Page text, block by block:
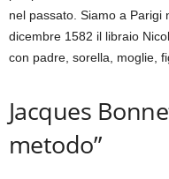
nel passato. Siamo a Parigi
dicembre 1582 il libraio
con padre, sorella, moglie,
Jacques
metodo”